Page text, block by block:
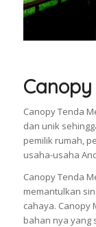
Canopy Tenda
dan unik
pemilik rumah,
usaha-usaha
Canopy Tenda
memantulkan
cahaya. Canopy
bahan nya yang